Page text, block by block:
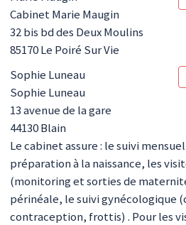
Cabinet Marie Maugin
32 bis bd des Deux Moulins
85170Le Poiré Sur Vie
Sophie Luneau
Sophie Luneau
13 avenue de la gare
44130Blain
Le cabinet assure : le suivi
préparation à la naissance, les
(monitoring et sorties de
périnéale, le suivi gynécologique
contraception, frottis) . Pour les